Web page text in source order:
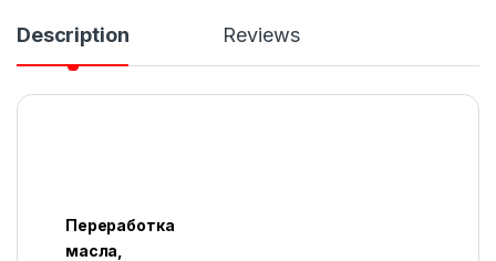
Description Reviews
Переработка
масла,